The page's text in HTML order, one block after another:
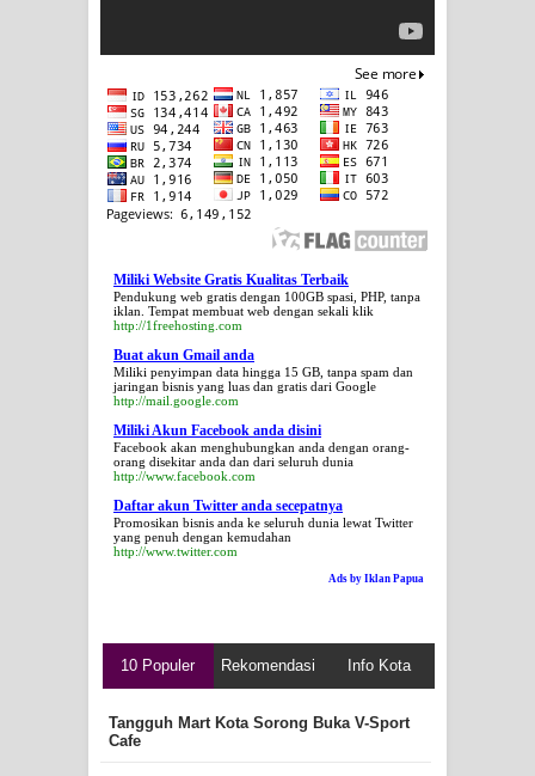
Miliki Website Gratis Kualitas Terbaik
Pendukung web gratis dengan 100GB spasi, PHP, tanpa
iklan. Tempat membuat web dengan sekali klik
http://1freehosting.com
Buat akun Gmail anda
Miliki penyimpan data hingga 15 GB, tanpa spam dan
jaringan bisnis yang luas dan gratis dari Google
http://mail.google.com
Miliki Akun Facebook anda disini
Facebook akan menghubungkan anda dengan orang-
orang disekitar anda dan dari seluruh dunia
http://www.facebook.com
Daftar akun Twitter anda secepatnya
Promosikan bisnis anda ke seluruh dunia lewat Twitter
yang penuh dengan kemudahan
http://www.twitter.com
Ads by Iklan Papua
10 Populer Rekomendasi Info Kota
Tangguh Mart Kota Sorong Buka V-Sport
Cafe